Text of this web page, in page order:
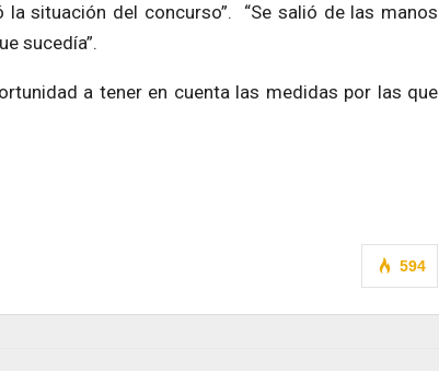
situación del concurso”. “Se salió de las manos
sucedía”.
a tener en cuenta las medidas por las que
594